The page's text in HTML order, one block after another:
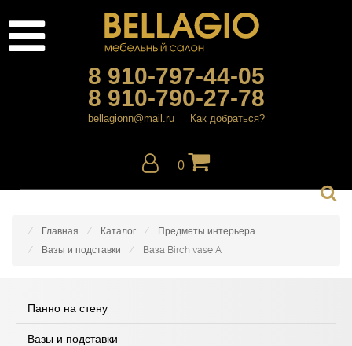
8 910-797-44-05
8 910-790-27-78
bellagionn@mail.ru Как добраться?
0
Главная Каталог
Предметы интерьера
Вазы и подставки
Ваза Birch vase A
Панно на стену
Вазы и подставки